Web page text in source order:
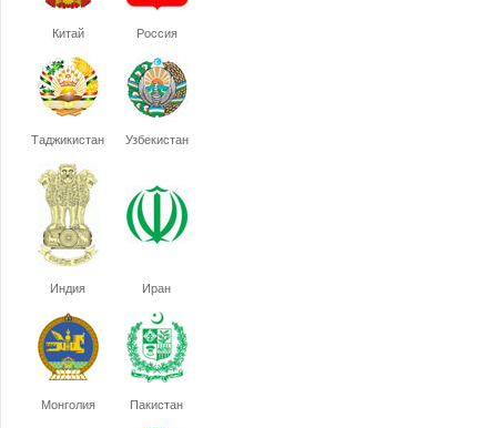
Китай Россия
Таджикистан Узбекистан
Индия Иран
Монголия Пакистан